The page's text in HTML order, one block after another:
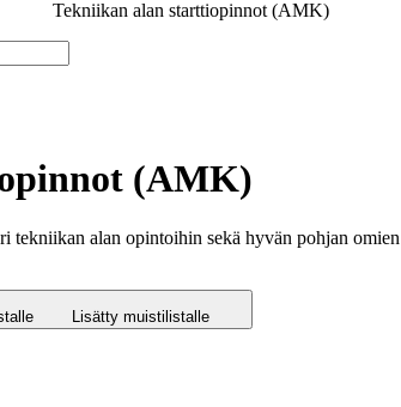
Tekniikan alan starttiopinnot (AMK)
(AMK)
tekniikan alan opintoihin sekä hyvän pohjan
Lisätty muistilistalle